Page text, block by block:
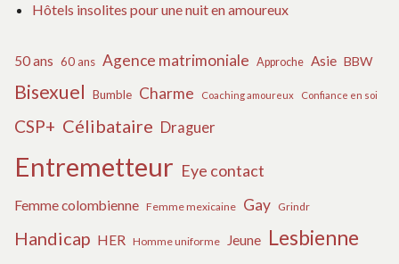
Hôtels insolites pour une nuit en amoureux
50 ans 60 ans Agence matrimoniale Approche Asie BBW
Bisexuel Bumble Charme Coaching amoureux Confiance en soi
CSP+ Célibataire Draguer
Entremetteur Eye contact
Femme colombienne Femme mexicaine Gay Grindr
Handicap HER Homme uniforme Jeune Lesbienne